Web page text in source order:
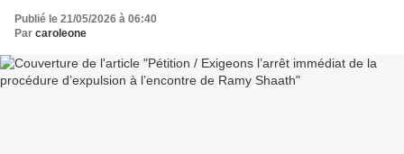
Publié le 21/05/2026 à 06:40
Par caroleone